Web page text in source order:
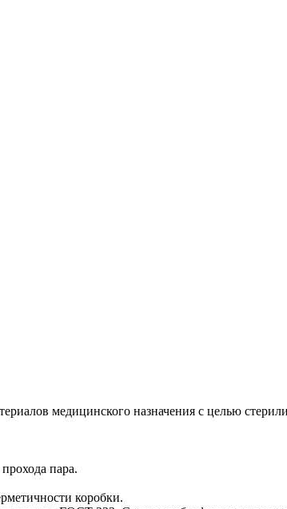
медицинского назначения с целью
пара.
коробки.